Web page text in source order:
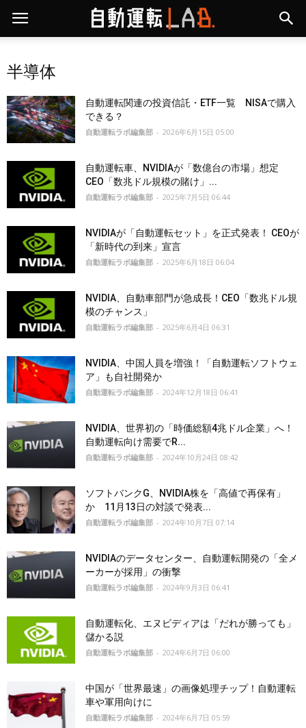
半導体
自動運転関連の投資信託・ETF一覧 NISAで購入
できる？
自動運転ラボ編集部 - 2026年6月15日 05:00
自動運転車、NVIDIAが「数億台の市場」想定
CEO「数兆ドル規模の賭け」...
自動運転ラボ編集部 - 2025年7月5日 06:44
NVIDIAが「自動運転セット」を正式発表！ CEOが
「新時代の到来」宣言
自動運転ラボ編集部 - 2025年6月18日 06:04
NVIDIA、自動車部門が急成長！CEO「数兆ドル規
模のチャンス」
自動運転ラボ編集部 - 2025年6月4日 06:31
NVIDIA、中国人員を増強！「自動運転ソフトウェ
ア」も自社開発か
自動運転ラボ編集部 - 2024年12月18日 06:41
NVIDIA、世界初の「時価総額4兆ドル企業」へ！
自動運転向け需要でR...
自動運転ラボ編集部 - 2024年10月24日 08:42
ソフトバンクG、NVIDIA株を「高値で再保有」
か 11月13日の対談で発表...
自動運転ラボ編集部 - 2024年10月7日 07:14
NVIDIAのデータセンター、自動運転開発の「全メ
ーカーが採用」の衝撃
自動運転ラボ編集部 - 2024年9月3日 06:41
自動運転化、エヌビディアは「だれが勝っても」
儲かる説
自動運転ラボ編集部 - 2024年6月7日 06:00
中国が「世界最速」の画像処理チップ！自動運転
車や軍用向けに
自動運転ラボ編集部 - 2024年6月7日 05:59